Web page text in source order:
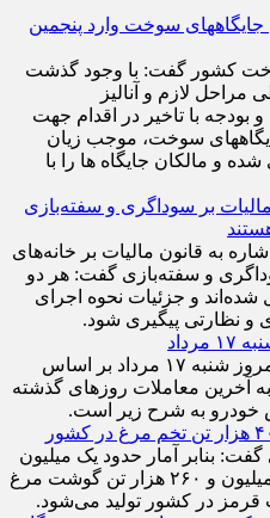
سوخت وارد پنجمین
کشور گفت: با وجود گذشت
طی مراحل لازم و آنالیز
بودجه با تاخیر در اقدام جهت
حق العمل ۱۴۰۵ جایگاههای سوخت، موجب زیان
و مالکان جایگاه ها را با
بر سوداگری و سفته‌بازی
به قانون مالیات بر خانه‌های
و سفته‌بازی گفت: هر دو
شده‌اند و جزئیات نحوه اجرای
و نظارتی پیگیری شود.
قیمت خودرو در بازار آزاد امروز شنبه ۱۷ مرداد بر اساس
آخرین معاملات روز‌های گذشته
به شرح زیر است.
بنابر آمار حدود یک میلیون
و ۴۰۰ هزار تن تخم‌مرغ، ۳ میلیون و ۲۶۰ هزار تن گوشت مرغ